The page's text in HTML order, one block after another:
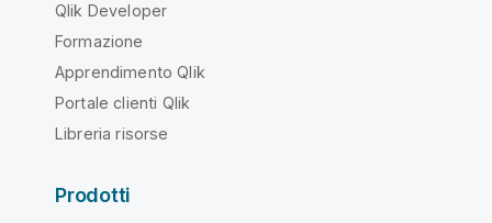
Qlik Developer
Formazione
Apprendimento Qlik
Portale clienti Qlik
Libreria risorse
Prodotti